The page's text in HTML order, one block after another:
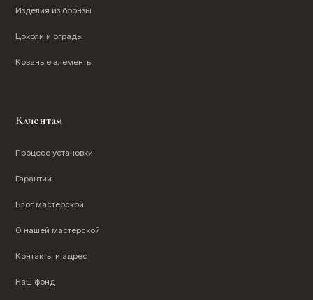
Изделия из бронзы
Цоколи и ограды
Кованые элементы
Клиентам
Процесс установки
Гарантии
Блог мастерской
О нашей мастерской
Контакты и адрес
Наш фонд